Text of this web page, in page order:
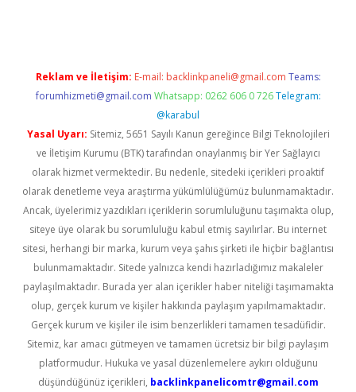
Reklam ve İletişim: E-mail: backlinkpaneli@gmail.com Teams:
forumhizmeti@gmail.com Whatsapp: 0262 606 0 726 Telegram:
@karabul
Yasal Uyarı: Sitemiz, 5651 Sayılı Kanun gereğince Bilgi Teknolojileri
ve İletişim Kurumu (BTK) tarafından onaylanmış bir Yer Sağlayıcı
olarak hizmet vermektedir. Bu nedenle, sitedeki içerikleri proaktif
olarak denetleme veya araştırma yükümlülüğümüz bulunmamaktadır.
Ancak, üyelerimiz yazdıkları içeriklerin sorumluluğunu taşımakta olup,
siteye üye olarak bu sorumluluğu kabul etmiş sayılırlar. Bu internet
sitesi, herhangi bir marka, kurum veya şahıs şirketi ile hiçbir bağlantısı
bulunmamaktadır. Sitede yalnızca kendi hazırladığımız makaleler
paylaşılmaktadır. Burada yer alan içerikler haber niteliği taşımamakta
olup, gerçek kurum ve kişiler hakkında paylaşım yapılmamaktadır.
Gerçek kurum ve kişiler ile isim benzerlikleri tamamen tesadüfidir.
Sitemiz, kar amacı gütmeyen ve tamamen ücretsiz bir bilgi paylaşım
platformudur. Hukuka ve yasal düzenlemelere aykırı olduğunu
düşündüğünüz içerikleri, backlinkpanelicomtr@gmail.com